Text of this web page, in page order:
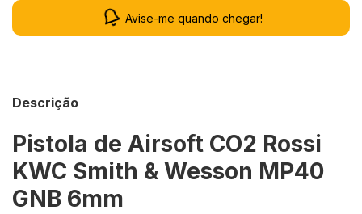
Avise-me quando chegar!
Descrição
Pistola de Airsoft CO2 Rossi
KWC Smith & Wesson MP40
GNB 6mm